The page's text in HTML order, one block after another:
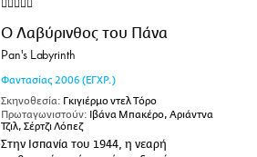
Ο Λαβύρινθος του Πάνα
Pan's Labyrinth
Φαντασίας 2006 (ΕΓΧΡ.)
Σκηνοθεσία: Γκιγιέρμο ντελ Τόρο
Πρωταγωνιστούν: Ιβάνα Μπακέρο, Αριάντνα
Τζιλ, Σέρτζι Λόπεζ
Στην Ισπανία του 1944, η νεαρή